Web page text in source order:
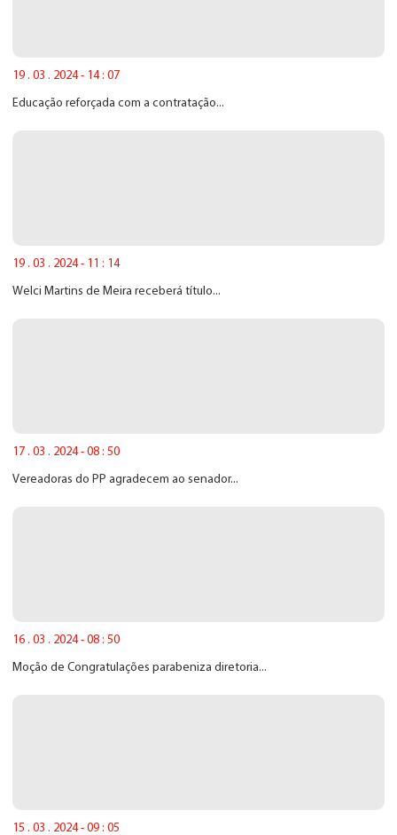
19 . 03 . 2024 - 14 : 07
Educação reforçada com a contratação...
19 . 03 . 2024 - 11 : 14
Welci Martins de Meira receberá título...
17 . 03 . 2024 - 08 : 50
Vereadoras do PP agradecem ao senador...
16 . 03 . 2024 - 08 : 50
Moção de Congratulações parabeniza diretoria...
15 . 03 . 2024 - 09 : 05